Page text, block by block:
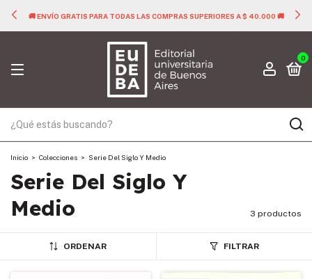
🚚 ENVÍO GRATIS PARA TODAS LAS COMPRAS SUPERIORES A $ 40.000 🚚
0
Inicio > Colecciones > Serie Del Siglo Y Medio
Serie Del Siglo Y
Medio
3 productos
ORDENAR FILTRAR